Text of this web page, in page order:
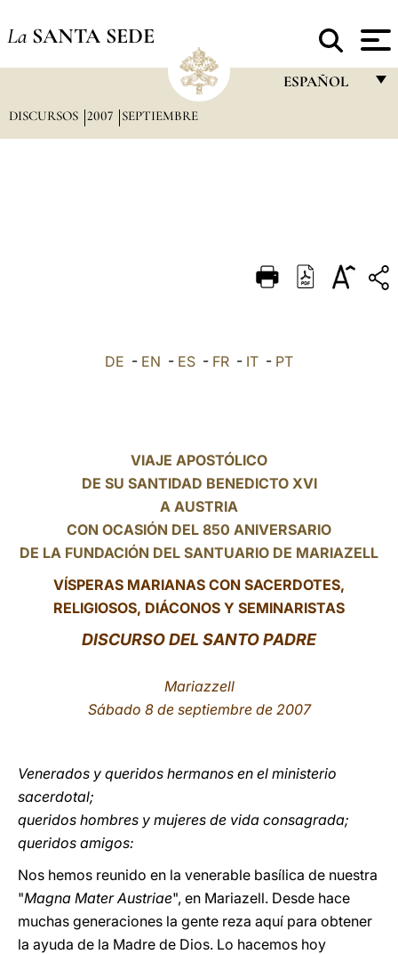
La SANTA SEDE
ESPAÑOL
DEUTSCH
العربيّة
DISCURSOS 2007 SEPTIEMBRE
DE - EN - ES - FR - IT - PT
VIAJE APOSTÓLICO
DE SU SANTIDAD BENEDICTO XVI
A AUSTRIA
CON OCASIÓN DEL 850 ANIVERSARIO
DE LA FUNDACIÓN DEL SANTUARIO DE MARIAZELL
VÍSPERAS MARIANAS CON SACERDOTES,
RELIGIOSOS, DIÁCONOS Y SEMINARISTAS
DISCURSO DEL SANTO PADRE
Mariazzell
Sábado 8 de septiembre de 2007
Venerados y queridos hermanos en el ministerio
sacerdotal;
queridos hombres y mujeres de vida consagrada;
queridos amigos:
Nos hemos reunido en la venerable basílica de nuestra
"Magna Mater Austriae", en Mariazell. Desde hace
muchas generaciones la gente reza aquí para obtener
la ayuda de la Madre de Dios. Lo hacemos hoy